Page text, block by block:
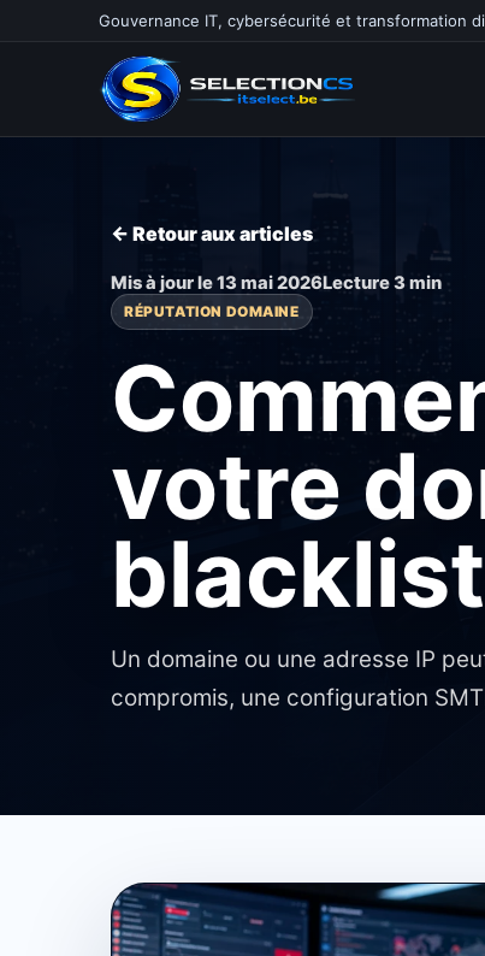
Gouvernance IT, cybersécurité et transformation
← Retour aux articles
Mis à jour le 13 mai 2026Lecture 3 min
RÉPUTATION DOMAINE
votre
Un domaine ou une adresse IP
compromis, une configuration